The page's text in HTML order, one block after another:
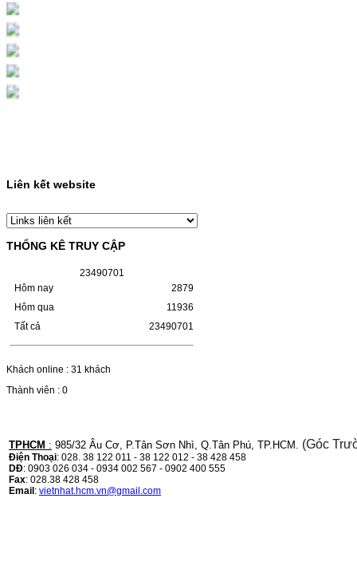
HỘP MỰC MÀU SAMSUNG
CLT-403S CHO DÒNG MÁY
SL-C435/C436
HỘP MỰC MÀU SAMSUNG CLT-403S CHO
DÒNG MÁY SL-C435/C436MÃ HỘP MỰC:-
Samsung CLT-403S- Loại mực: Mực in laser
màuSỬ DỤNG CHO MÁY IN:- Samsung SL-
(W1110A) CHO DÒNG MÁY
LBP 243/MF 461DW
HỘP MỰC HP 110A (W1110A) CHO DÒNG
MÁY LBP 243/MF 461DWMÃ HỘP MỰC:-
Hộp mực HP 110A (W1110A)- Loại mực:
Mực in laser trắng đenSỬ DỤNG CHO MÁY
IN:- HP…
Giá : 249.000VND
Chọn mua
HỘP MỰC CANON CRG-070
HỘP MỰC CANON CRG-070 CHO DÒNG
MÁY LBP 243/MF 461DW MÃ HỘP MỰC:–
Hộp mực Canon CRG-070– Loại mực: Mực
in laser trắng đenSỬ DỤNG CHO MÁY IN:–
Liên kết website
THỐNG KÊ TRUY CẬP
23490701
Hôm nay
Hôm qua
Tất cả
2879
11936
23490701
Khách online : 31 khách
Thành viên : 0
TPHCM : 985/32 Âu Cơ, P.Tân Sơn Nhì, Q.Tân Phú, TP.HCM. (Góc
Điện Thoại: 028. 38 122 011 - 38 122 012 - 38 428 458
DĐ: 0903 026 034 - 0934 002 567 - 0902 400 555
Fax: 028.38 428 458
Email: vietnhat.hcm.vn@gmail.com